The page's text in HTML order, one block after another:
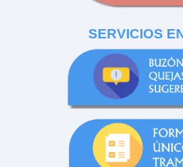
SERVICIOS